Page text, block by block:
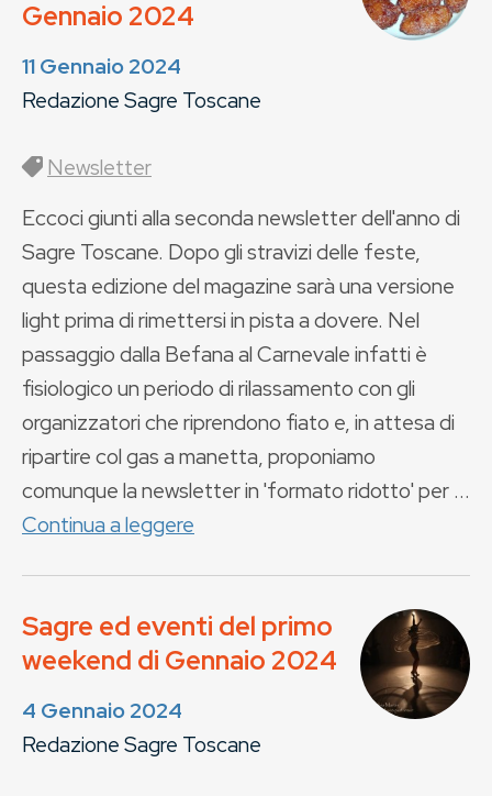
Gennaio 2024
11 Gennaio 2024
Redazione Sagre Toscane
Newsletter
Eccoci giunti alla seconda newsletter dell'anno di
Sagre Toscane. Dopo gli stravizi delle feste,
questa edizione del magazine sarà una versione
light prima di rimettersi in pista a dovere. Nel
passaggio dalla Befana al Carnevale infatti è
fisiologico un periodo di rilassamento con gli
organizzatori che riprendono fiato e, in attesa di
ripartire col gas a manetta, proponiamo
comunque la newsletter in 'formato ridotto' per ...
Continua a leggere
Sagre ed eventi del primo
weekend di Gennaio 2024
4 Gennaio 2024
Redazione Sagre Toscane